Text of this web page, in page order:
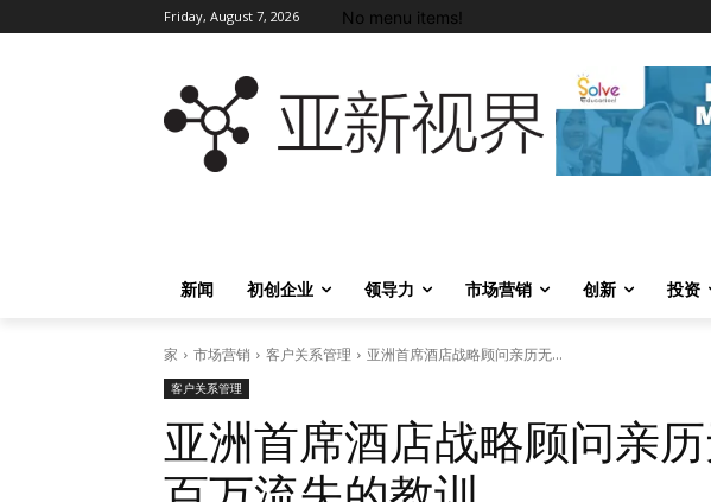
Friday, August 7, 2026 No menu items!
新闻
初创企业 领导力 市场营销 创新 投资
家 市场营销 客户关系管理 亚洲首席酒店战略顾问亲历无...
客户关系管理
亚洲首席酒店战略顾问亲